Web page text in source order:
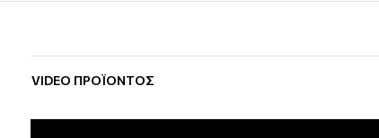
VIDEO ΠΡΟΪΌΝΤΟΣ